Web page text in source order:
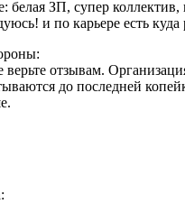
белая ЗП, супер коллектив,
и по карьере есть куда
отзывам.
до последней